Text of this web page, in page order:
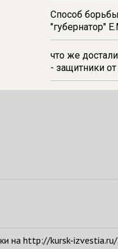
Способ
"губернатор"
что же
- защитники
на http://kursk-izvestia.ru/.